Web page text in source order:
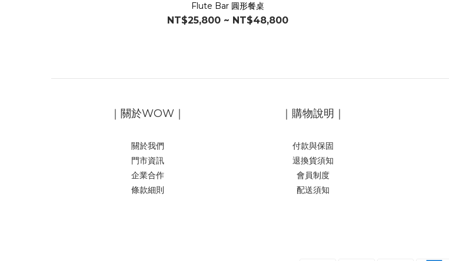
Flute Bar 圓形餐桌
NT$25,800 ~ NT$48,800
｜關於WOW｜
關於我們
門市資訊
企業合作
條款細則
｜購物說明｜
付款與保固
退換貨須知
會員制度
配送須知